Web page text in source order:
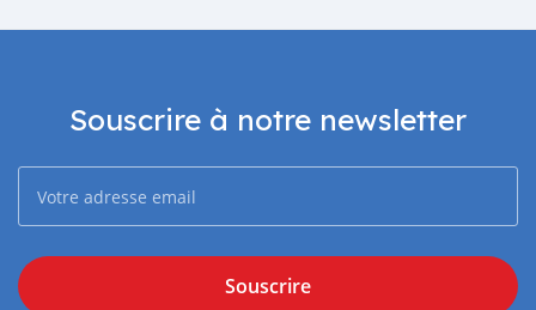
Souscrire à notre newsletter
Souscrire